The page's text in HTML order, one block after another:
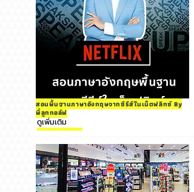
สอนพื้นฐานภาษาอังกฤษจากซีรีส์ในเน็ตฟลิกซ์ By
พี่ลูกกอล์ฟ
ดูเพิ่มเติม